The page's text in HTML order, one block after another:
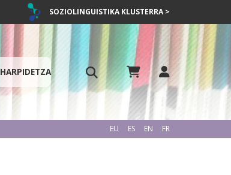
SOZIOLINGUISTIKA KLUSTERRA >
HARPIDETZA
EU ES EN FR